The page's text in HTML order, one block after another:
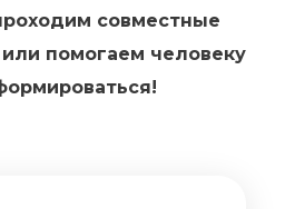
совместные
помогаем человеку